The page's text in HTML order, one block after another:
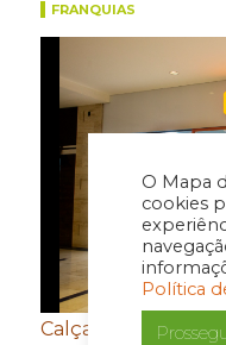
O Mapa
cookies
Política
FRANQUIAS
Calçados Bibi